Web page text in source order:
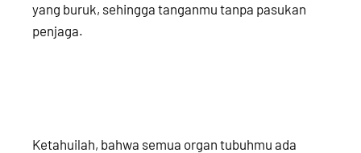
yang buruk, sehingga tanganmu tanpa pasukan
penjaga.
Ketahuilah, bahwa semua organ tubuhmu ada